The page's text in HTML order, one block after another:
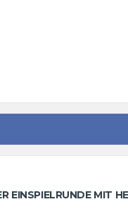
EINSPIELRUNDE MIT